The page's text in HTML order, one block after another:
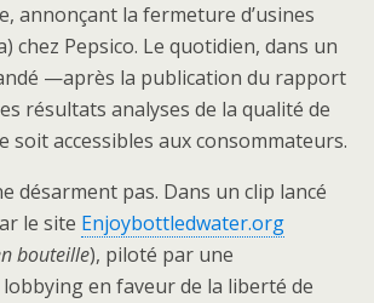
annonçant la fermeture d’usines
chez Pepsico. Le quotidien, dans un
—après la publication du rapport
résultats analyses de la qualité de
soit accessibles aux consommateurs.
désarment pas. Dans un clip lancé
le site Enjoybottledwater.org
bouteille), piloté par une
en faveur de la liberté de